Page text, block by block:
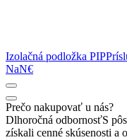
Izolačná podložka PIP
NaN€
Prečo nakupovať u nás?
Dlhoročná odbornosťS
získali cenné skúsenosti a